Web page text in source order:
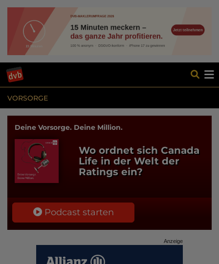
VORSORGE
Deine Vorsorge. Deine Million.
Wo ordnet sich Canada
Life in der Welt der
Ratings ein?
Podcast starten
Anzeige